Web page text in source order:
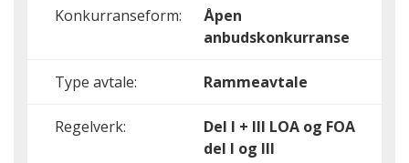
Konkurranseform:
Åpen
anbudskonkurranse
Type avtale: Rammeavtale
Regelverk: Del I + III LOA og FOA
del I og III